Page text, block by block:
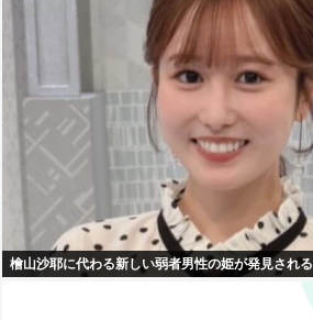
檜山沙耶に代わる新しい弱者男性の姫が発見される